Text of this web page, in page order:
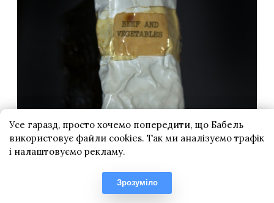
Усе гаразд, просто хочемо попередити, що Бабель
використовує файли cookies. Так ми аналізуємо трафік
і налаштовуємо рекламу.
Зрозуміло